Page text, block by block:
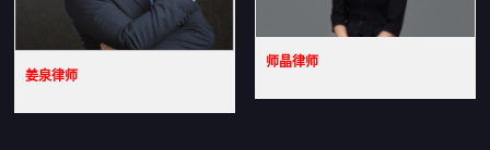
姜泉律师
师晶律师